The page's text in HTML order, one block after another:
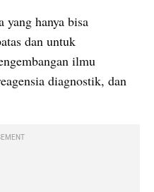
hanya bisa
dan untuk
ilmu
diagnostik, dan